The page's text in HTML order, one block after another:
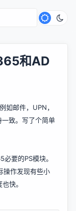
和AD
如邮件，UPN，
致。写了个简单
要的PS模块。
操作发现有些小
快。